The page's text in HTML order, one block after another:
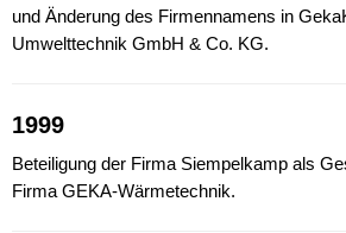
und Änderung des Firmennamens in
Umwelttechnik GmbH & Co. KG.
1999
Beteiligung der Firma Siempelkamp als
Firma GEKA-Wärmetechnik.